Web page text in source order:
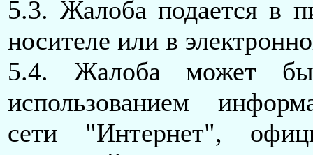
5.3. Жалоба подается в
носителе или в
5.4. Жалоба может
использованием
сети "Интернет",